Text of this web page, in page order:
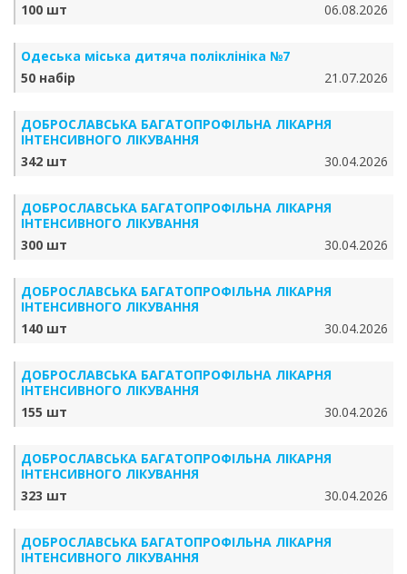
100 шт
06.08.2026
Одеська міська дитяча поліклініка №7
50 набір
21.07.2026
ДОБРОСЛАВСЬКА БАГАТОПРОФІЛЬНА ЛІКАРНЯ
ІНТЕНСИВНОГО ЛІКУВАННЯ
342 шт
30.04.2026
ДОБРОСЛАВСЬКА БАГАТОПРОФІЛЬНА ЛІКАРНЯ
ІНТЕНСИВНОГО ЛІКУВАННЯ
300 шт
30.04.2026
ДОБРОСЛАВСЬКА БАГАТОПРОФІЛЬНА ЛІКАРНЯ
ІНТЕНСИВНОГО ЛІКУВАННЯ
140 шт
30.04.2026
ДОБРОСЛАВСЬКА БАГАТОПРОФІЛЬНА ЛІКАРНЯ
ІНТЕНСИВНОГО ЛІКУВАННЯ
155 шт
30.04.2026
ДОБРОСЛАВСЬКА БАГАТОПРОФІЛЬНА ЛІКАРНЯ
ІНТЕНСИВНОГО ЛІКУВАННЯ
323 шт
30.04.2026
ДОБРОСЛАВСЬКА БАГАТОПРОФІЛЬНА ЛІКАРНЯ
ІНТЕНСИВНОГО ЛІКУВАННЯ